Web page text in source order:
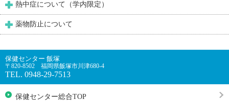
熱中症について（学内限定）
薬物防止について
保健センター 飯塚
〒820-8502 福岡県飯塚市川津680-4
TEL. 0948-29-7513
保健センター総合TOP